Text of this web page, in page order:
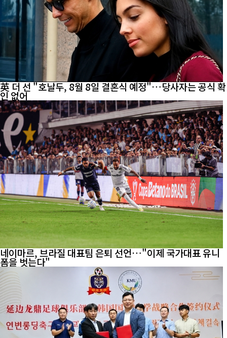
英 더 선 "호날두, 8월 8일 결혼식 예정"…당사자는 공식 확
인 없어
네이마르, 브라질 대표팀 은퇴 선언…"이제 국가대표 유니
폼을 벗는다"